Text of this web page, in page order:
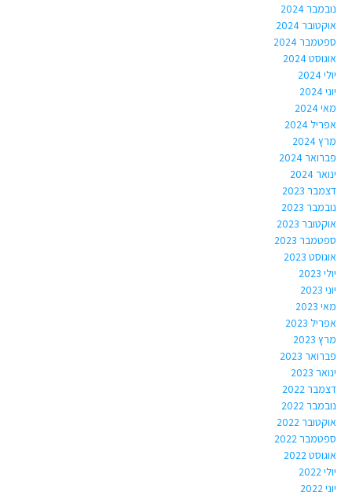
נובמבר 2024
אוקטובר 2024
ספטמבר 2024
אוגוסט 2024
יולי 2024
יוני 2024
מאי 2024
אפריל 2024
מרץ 2024
פברואר 2024
ינואר 2024
דצמבר 2023
נובמבר 2023
אוקטובר 2023
ספטמבר 2023
אוגוסט 2023
יולי 2023
יוני 2023
מאי 2023
אפריל 2023
מרץ 2023
פברואר 2023
ינואר 2023
דצמבר 2022
נובמבר 2022
אוקטובר 2022
ספטמבר 2022
אוגוסט 2022
יולי 2022
יוני 2022